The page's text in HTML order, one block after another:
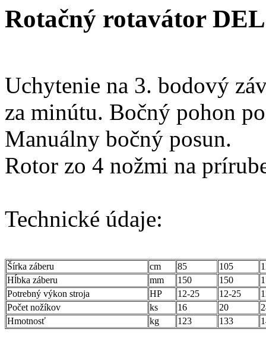
Rotačný rotavátor
Uchytenie na 3. bodový
za minútu. Bočný pohon
Manuálny bočný posun.
Rotor zo 4 nožmi na
Technické údaje:
Šírka záberu cm 85 105
Hĺbka záberu
mm 150 150
Potrebný výkon stroja
HP 12-25 12-25
Počet nožíkov
ks 16 20
Hmotnosť
kg 123 133